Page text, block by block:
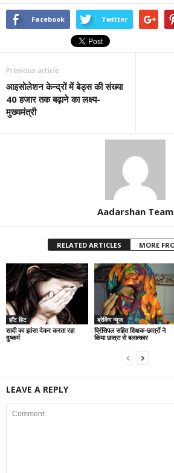
Facebook Twitter
Previous article
आइसोलेशन केन्द्रों में बेड्स की संख्या
40 हजार तक बढ़ाने का लक्ष्य-
मुख्यमंत्री
Aadarshan Team
RELATED ARTICLES MORE
हॉट हिट
शादी का झांसा देकर करता रहा
दुष्कर्म
ब्रेकिंग न्यूज
प्रिंसिपल सहित शिक्षक-छात्रों ने
किया छात्रा से बलात्कार
LEAVE A REPLY